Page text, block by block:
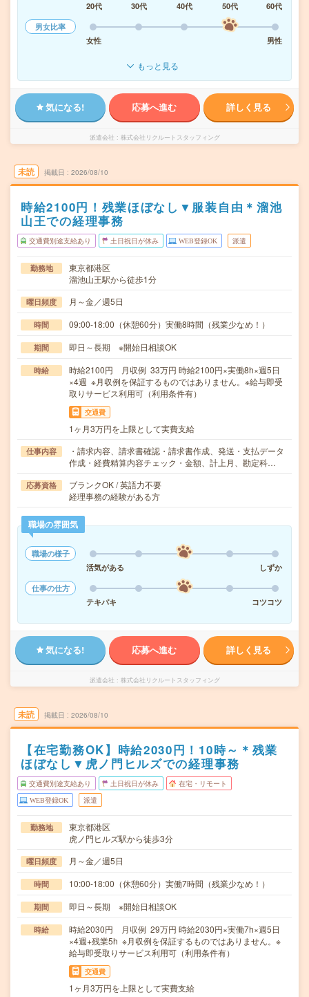
20代
30代 40代 50代
60代
男女比率
女性
男性
もっと見る
気になる! 応募へ進む 詳しく見る
派遣会社 株式会社リクルートスタッフィング
未読 掲載日 2026/08/10
時給2100円！残業ほぼなし▼服装自由＊溜池
山王での経理事務
交通費別途支給あり 土日祝日が休み WEB登録OK 派遣
勤務地
東京都港区
溜池山王駅から徒歩1分
曜日頻度 月～金／週5日
時間 09:00-18:00（休憩60分）実働8時間（残業少なめ！）
期間 即日～長期 ※開始日相談OK
時給
時給2100円 月収例 33万円 時給2100円×実働8h×週5日
×4週 ※月収例を保証するものではありません。※給与即受
取りサービス利用可（利用条件有）
交通費
1ヶ月3万円を上限として実費支給
仕事内容
・請求内容、請求書確認・請求書作成、発送・支払データ
作成・経費精算内容チェック・金額、計上月、勘定科…
応募資格
ブランクOK / 英語力不要
経理事務の経験がある方
職場の雰囲気
職場の様子
活気がある
しずか
仕事の仕方
テキパキ
コツコツ
気になる! 応募へ進む 詳しく見る
派遣会社 株式会社リクルートスタッフィング
未読 掲載日 2026/08/10
【在宅勤務OK】時給2030円！10時～＊残業
ほぼなし▼虎ノ門ヒルズでの経理事務
交通費別途支給あり 土日祝日が休み 在宅・リモート
WEB登録OK 派遣
勤務地
東京都港区
虎ノ門ヒルズ駅から徒歩3分
曜日頻度 月～金／週5日
時間 10:00-18:00（休憩60分）実働7時間（残業少なめ！）
期間 即日～長期 ※開始日相談OK
時給
時給2030円 月収例 29万円 時給2030円×実働7h×週5日
×4週+残業5h ※月収例を保証するものではありません。※
給与即受取りサービス利用可（利用条件有）
交通費
1ヶ月3万円を上限として実費支給